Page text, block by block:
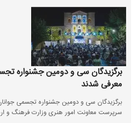
برگزیدگان سی‌ و دومین جشنواره
معرفی شدند
برگزیدگان سی‌ و دومین جشنواره تجسمی
سرپرست معاونت امور هنری وزارت فرهنگ و